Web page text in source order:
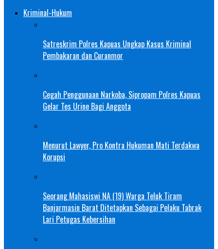
Kriminal-Hukum
Satreskrim Polres Kapuas Ungkap Kasus Kriminal
Pembakaran dan Curanmor
Cegah Penggunaan Narkoba, Sipropam Polres Kapuas
Gelar Tes Urine Bagi Anggota
Menurut Lawyer, Pro Kontra Hukuman Mati Terdakwa
Korupsi
Seorang Mahasiswi NA (19) Warga Teluk Tiram
Banjarmasin Barat Ditetapkan Sebagai Pelaku Tabrak
Lari Petugas Kebersihan